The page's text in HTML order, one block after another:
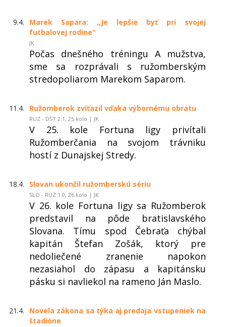
9.4.
Marek Sapara: ,,Je lepšie byť pri svojej
futbalovej rodine"
JK
Počas dnešného tréningu A mužstva,
sme sa rozprávali s ružomberským
stredopoliarom Marekom Saparom.
11.4. Ružomberok zvíťazil vďaka výbornému obratu
RUZ - DST 2:1, 25.kolo | JK
V 25. kole Fortuna ligy privítali
Ružomberčania na svojom trávniku
hostí z Dunajskej Stredy.
18.4. Slovan ukončil ružomberskú sériu
SLO - RUZ 1:0, 26.kolo | JK
V 26. kole Fortuna ligy sa Ružomberok
predstavil na pôde bratislavského
Slovana. Tímu spod Čebraťa chýbal
kapitán Štefan Zošák, ktorý pre
nedoliečené zranenie napokon
nezasiahol do zápasu a kapitánsku
pásku si navliekol na rameno Ján Maslo.
21.4.
Novela zákona sa týka aj predaja vstupeniek na
štadióne